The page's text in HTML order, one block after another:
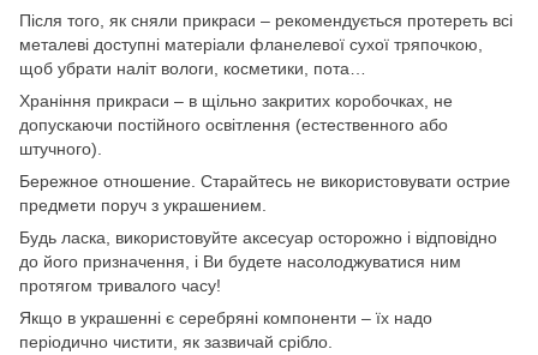
Після того, як сняли прикраси – рекомендується протереть всі
металеві доступні матеріали фланелевої сухої тряпочкою,
щоб убрати наліт вологи, косметики, пота…
Храніння прикраси – в щільно закритих коробочках, не
допускаючи постійного освітлення (естественного або
штучного).
Бережное отношение. Старайтесь не використовувати острие
предмети поруч з украшением.
Будь ласка, використовуйте аксесуар осторожно і відповідно
до його призначення, і Ви будете насолоджуватися ним
протягом тривалого часу!
Якщо в украшенні є серебряні компоненти – їх надо
періодично чистити, як зазвичай срібло.